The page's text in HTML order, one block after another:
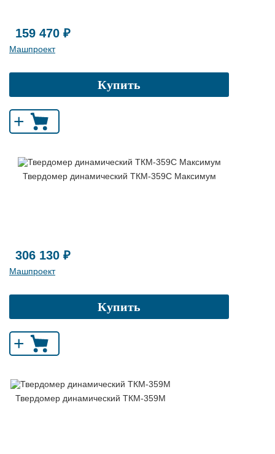
159 470 ₽
Машпроект
Купить
+
Твердомер динамический ТКМ-359C Максимум
306 130 ₽
Машпроект
Купить
+
Твердомер динамический ТКМ-359М